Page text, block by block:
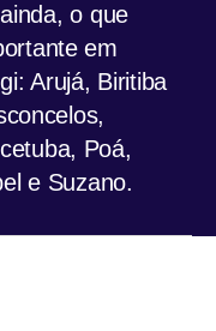
o que
em
Arujá, Biritiba
Poá,
e Suzano.